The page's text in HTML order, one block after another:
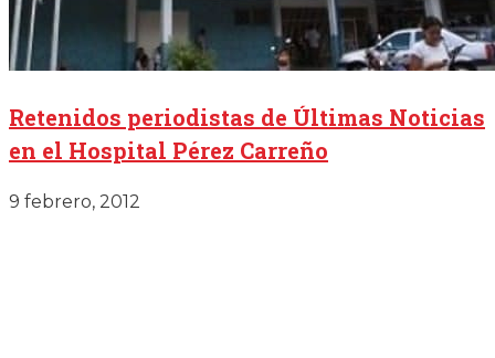
Retenidos periodistas de Últimas Noticias
en el Hospital Pérez Carreño
9 febrero, 2012